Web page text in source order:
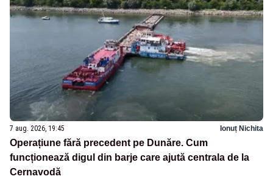
7 aug. 2026, 19:45 Ionuț Nichita
Operațiune fără precedent pe Dunăre. Cum
funcționează digul din barje care ajută centrala de la
Cernavodă